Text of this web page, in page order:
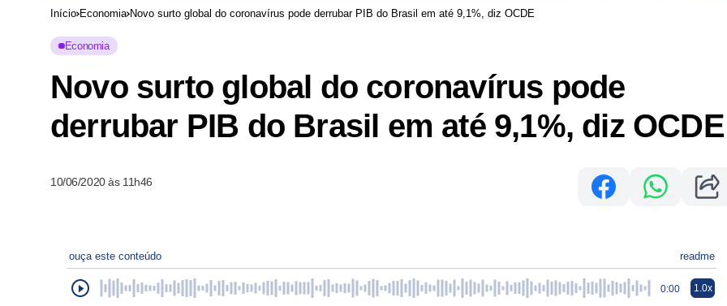
Início Economia Novo surto global do coronavírus pode derrubar PIB do Brasil em até 9,1%, diz OCDE
Economia
Novo surto global do coronavírus pode
derrubar PIB do Brasil em até 9,1%, diz OCDE
10/06/2020 às 11h46
ouça este conteúdo readme
0:00 1.0x